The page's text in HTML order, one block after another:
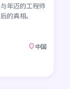
年迈的工程师
的真相。
中国